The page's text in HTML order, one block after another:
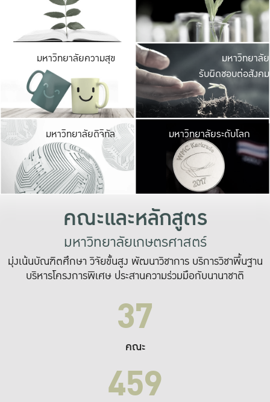
เป็นป่าในเมือง เกษต
มหาวิทยาลัยความสุข มหาวิ
ค
เปิดประ
และพบเรื่องราวใ
มหาวิทยาลัย
รับผิดชอบต่อสังคม
มหาวิทยาลัยดิจิทัล มหาวิ
เปลี่ยนแปลง แล
เพื่อทำง
ระบบสารสนเทศ
มหาวิทยาลัยระดับโลก
คณะและหลักสูตร
มหาวิทยาลัยเกษตรศาสตร์
มุ่งเน้นบัณฑิตศึกษา วิจัยขั้นสูง พัฒนาวิชาการ บริการวิชาพื้นฐาน
บริหารโครงการพิเศษ ประสานความร่วมมือกับนานาชาติ
37
คณะ
459